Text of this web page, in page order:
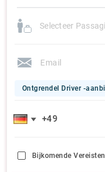
Selecteer
Ontgrendel Driver -
Bijkomende Vereisten